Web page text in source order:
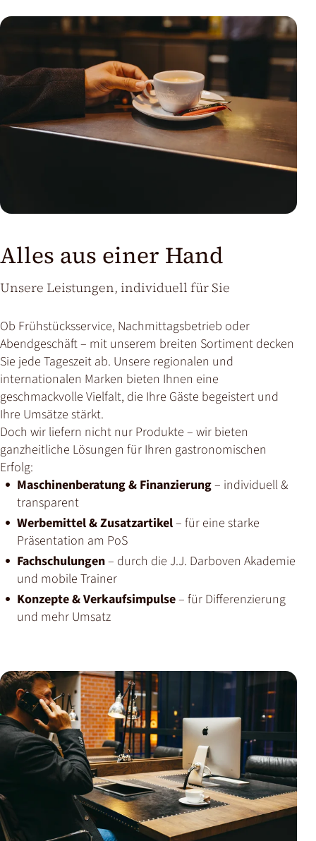
Alles aus einer Hand
Unsere Leistungen, individuell für Sie
Ob Frühstücksservice, Nachmittagsbetrieb oder
Abendgeschäft – mit unserem breiten Sortiment decken
Sie jede Tageszeit ab. Unsere regionalen und
internationalen Marken bieten Ihnen eine
geschmackvolle Vielfalt, die Ihre Gäste begeistert und
Ihre Umsätze stärkt.
Doch wir liefern nicht nur Produkte – wir bieten
ganzheitliche Lösungen für Ihren gastronomischen
Erfolg:
Maschinenberatung & Finanzierung– individuell &
transparent
Werbemittel & Zusatzartikel– für eine starke
Präsentation am PoS
Fachschulungen– durch die J.J. Darboven Akademie
und mobile Trainer
Konzepte & Verkaufsimpulse– für Differenzierung
und mehr Umsatz